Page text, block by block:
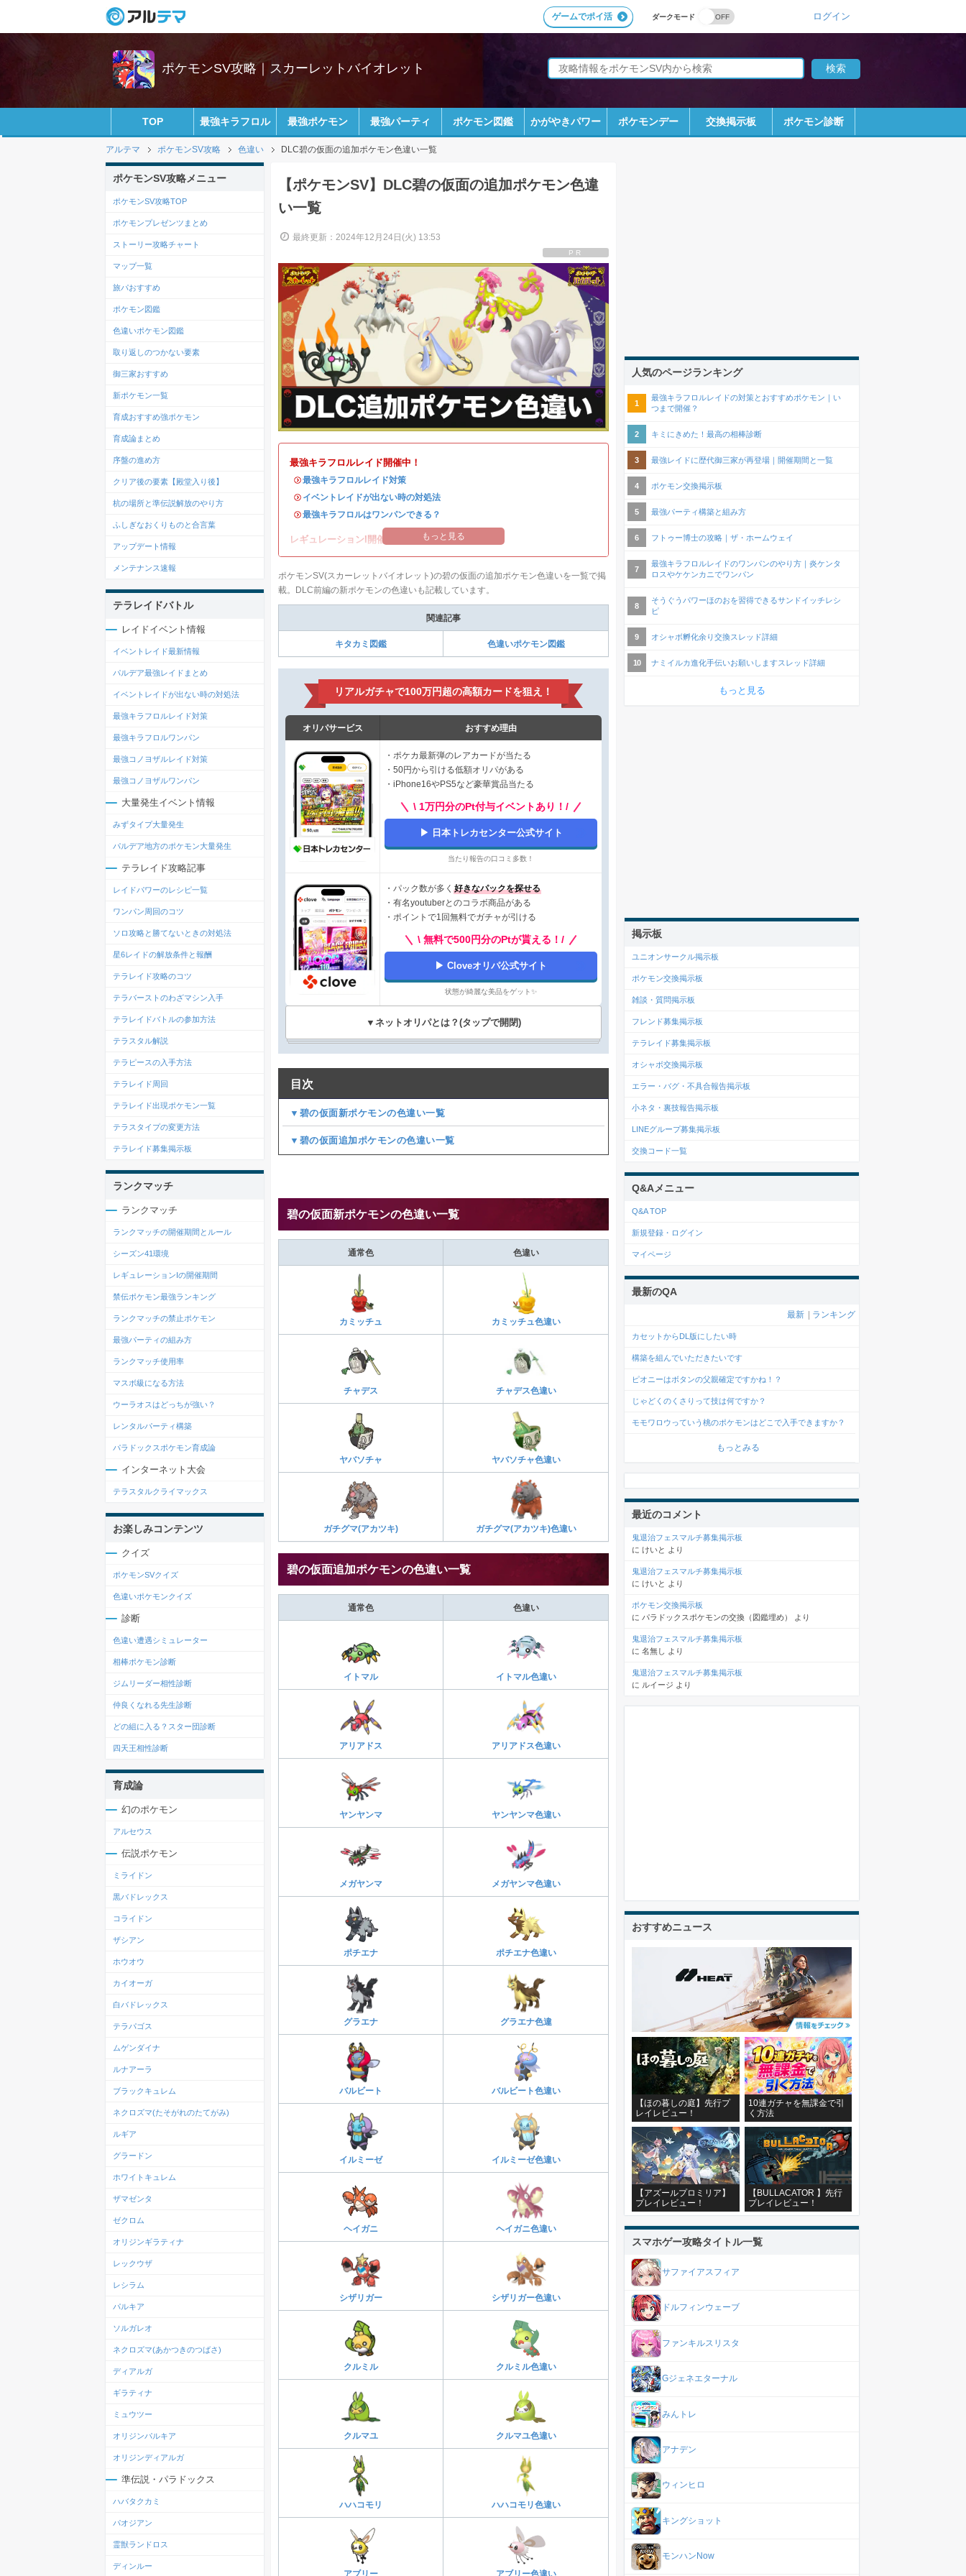
ダークモード
ゲームでポイ活 ログイン
ポケモンSV攻略｜スカーレットバイオレット
TOP 最強キラフロル 最強ポケモン 最強パーティ ポケモン図鑑 かがやきパワー ポケモンデー 交換掲示板 ポケモン診断
アルテマ ポケモンSV攻略 色違い DLC碧の仮面の追加ポケモン色違い一覧
【ポケモンSV】DLC碧の仮面の追加ポケモン色違
い一覧
最終更新：2024年12月24日(火) 13:53
PR
最強キラフロルレイド開催中！
・最強キラフロルレイド対策
・ イベントレイドが出ない時の対処法
・最強キラフロルはワンパンできる？
レギュレーションI開催中！ もっと見る
ポケモンSV(スカーレットバイオレット)の碧の仮面の追加ポケモン色違いを一覧で掲
載。DLC前編の新ポケモンの色違いも記載しています。
関連記事
キタカミ図鑑 色違いポケモン図鑑
リアルガチャで100万円超の高額カードを狙え！
オリパサービス おすすめ理由
・ポケカ最新弾のレアカードが当たる
・50円から引ける低額オリパがある
・iPhone16やPS5など豪華賞品当たる
\ 1万円分のPt付与イベントあり！/
日本トレカセンター公式サイト
当たり報告の口コミ多数！
・パック数が多く 好きなパックを探せる
・有名youtuberとのコラボ商品がある
・ポイントで1回無料でガチャが引ける
\ 無料で500円分のPtが貰える！/
Cloveオリパ公式サイト
状態が綺麗な美品をゲット✨️
▼ネットオリパとは？(タップで開閉)
目次
▼碧の仮面新ポケモンの色違い一覧
▼碧の仮面追加ポケモンの色違い一覧
碧の仮面新ポケモンの色違い一覧
通常色 色違い
カミッチュ カミッチュ色違い
チャデス チャデス色違い
ヤバソチャ ヤバソチャ色違い
ガチグマ(アカツキ) ガチグマ(アカツキ)色違い
碧の仮面追加ポケモンの色違い一覧
通常色 色違い
イトマル イトマル色違い
アリアドス アリアドス色違い
ヤンヤンマ ヤンヤンマ色違い
メガヤンマ メガヤンマ色違い
ポチエナ ポチエナ色違い
グラエナ グラエナ色違
バルビート バルビート色違い
イルミーゼ イルミーゼ色違い
ヘイガニ ヘイガニ色違い
シザリガー シザリガー色違い
クルミル クルミル色違い
クルマユ クルマユ色違い
ハハコモリ ハハコモリ色違い
アブリー アブリー色違い
ポケモンSV攻略メニュー
ポケモンSV攻略TOP
ポケモンプレゼンツまとめ
ストーリー攻略チャート
マップ一覧
旅パおすすめ
ポケモン図鑑
色違いポケモン図鑑
取り返しのつかない要素
御三家おすすめ
新ポケモン一覧
育成おすすめ強ポケモン
育成論まとめ
序盤の進め方
クリア後の要素【殿堂入り後】
杭の場所と準伝説解放のやり方
ふしぎなおくりものと合言葉
アップデート情報
メンテナンス速報
テラレイドバトル
レイドイベント情報
イベントレイド最新情報
パルデア最強レイドまとめ
イベントレイドが出ない時の対処法
最強キラフロルレイド対策
最強キラフロルワンパン
最強コノヨザルレイド対策
最強コノヨザルワンパン
大量発生イベント情報
みずタイプ大量発生
パルデア地方のポケモン大量発生
テラレイド攻略記事
レイドパワーのレシピ一覧
ワンパン周回のコツ
ソロ攻略と勝てないときの対処法
星6レイドの解放条件と報酬
テラレイド攻略のコツ
テラバーストのわざマシン入手
テラレイドバトルの参加方法
テラスタル解説
テラピースの入手方法
テラレイド周回
テラレイド出現ポケモン一覧
テラスタイプの変更方法
テラレイド募集掲示板
ランクマッチ
ランクマッチ
ランクマッチの開催期間とルール
シーズン41環境
レギュレーションIの開催期間
禁伝ポケモン最強ランキング
ランクマッチの禁止ポケモン
最強パーティの組み方
ランクマッチ使用率
マスボ級になる方法
ウーラオスはどっちが強い？
レンタルパーティ構築
パラドックスポケモン育成論
インターネット大会
テラスタルクライマックス
お楽しみコンテンツ
クイズ
ポケモンSVクイズ
色違いポケモンクイズ
診断
色違い遭遇シミュレーター
相棒ポケモン診断
ジムリーダー相性診断
仲良くなれる先生診断
どの組に入る？スター団診断
四天王相性診断
育成論
幻のポケモン
アルセウス
伝説ポケモン
ミライドン
黒バドレックス
コライドン
ザシアン
ホウオウ
カイオーガ
白バドレックス
テラパゴス
ムゲンダイナ
ルナアーラ
ブラックキュレム
ネクロズマ(たそがれのたてがみ)
ルギア
グラードン
ホワイトキュレム
ザマゼンタ
ゼクロム
オリジンギラティナ
レックウザ
レシラム
パルキア
ソルガレオ
ネクロズマ(あかつきのつばさ)
ディアルガ
ギラティナ
ミュウツー
オリジンパルキア
オリジンディアルガ
準伝説・パラドックス
ハバタクカミ
パオジアン
霊獣ランドロス
ディンルー
人気のページランキング
最強キラフロルレイドの対策とおすすめポケモン｜い
つまで開催？
キミにきめた！最高の相棒診断
最強レイドに歴代御三家が再登場｜開催期間と一覧
ポケモン交換掲示板
最強パーティ構築と組み方
フトゥー博士の攻略｜ザ・ホームウェイ
最強キラフロルレイドのワンパンのやり方｜炎ケンタ
ロスやケケンカニでワンパン
そうぐうパワーほのおを習得できるサンドイッチレシ
ピ
オシャボ孵化余り交換スレッド詳細
ナミイルカ進化手伝いお願いしますスレッド詳細
もっと見る
掲示板
ユニオンサークル掲示板
ポケモン交換掲示板
雑談・質問掲示板
フレンド募集掲示板
テラレイド募集掲示板
オシャボ交換掲示板
エラー・バグ・不具合報告掲示板
小ネタ・裏技報告掲示板
LINEグループ募集掲示板
交換コード一覧
Q&Aメニュー
Q&A TOP
新規登録・ログイン
マイページ
最新のQA
最新 | ランキング
カセットからDL版にしたい時
構築を組んでいただきたいです
ピオニーはボタンの父親確定ですかね！？
じゃどくのくさりって技は何ですか？
モモワロウっていう桃のポケモンはどこで入手できますか？
もっとみる
最近のコメント
鬼退治フェスマルチ募集掲示板
に けいと より
鬼退治フェスマルチ募集掲示板
に けいと より
ポケモン交換掲示板
に パラドックスポケモンの交換（図鑑埋め） より
鬼退治フェスマルチ募集掲示板
に 名無し より
鬼退治フェスマルチ募集掲示板
に ルイージ より
おすすめニュース
【ほの暮しの庭】先行プ
レイレビュー！
10連ガチャを無課金で引
く方法
【アズールプロミリア】
プレイレビュー！
【BULLACATOR 】先行
プレイレビュー！
スマホゲー攻略タイトル一覧
サファイアスフィア
ドルフィンウェーブ
ファンキルスリスタ
Gジェネエターナル
みんトレ
アナデン
ウィンヒロ
キングショット
モンハンNow